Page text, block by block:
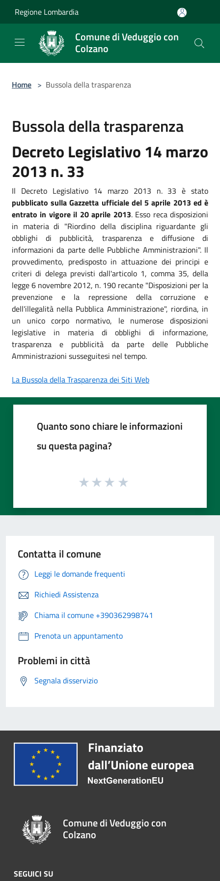
Regione Lombardia
Comune di Veduggio con
Colzano
Home > Bussola della trasparenza
Bussola della trasparenza
Decreto Legislativo 14 marzo
2013 n. 33
Il Decreto Legislativo 14 marzo 2013 n. 33 è stato
pubblicato sulla Gazzetta ufficiale del 5 aprile 2013 ed è
entrato in vigore il 20 aprile 2013. Esso reca disposizioni
in materia di "Riordino della disciplina riguardante gli
obblighi di pubblicità, trasparenza e diffusione di
informazioni da parte delle Pubbliche Amministrazioni". Il
provvedimento, predisposto in attuazione dei principi e
criteri di delega previsti dall'articolo 1, comma 35, della
legge 6 novembre 2012, n. 190 recante "Disposizioni per la
prevenzione e la repressione della corruzione e
dell'illegalità nella Pubblica Amministrazione", riordina, in
un unico corpo normativo, le numerose disposizioni
legislative in materia di obblighi di informazione,
trasparenza e pubblicità da parte delle Pubbliche
Amministrazioni susseguitesi nel tempo.
La Bussola della Trasparenza dei Siti Web
Quanto sono chiare le informazioni
su questa pagina?
Contatta il comune
Leggi le domande frequenti
Richiedi Assistenza
Chiama il comune +390362998741
Prenota un appuntamento
Problemi in città
Segnala disservizio
Comune di Veduggio con
Colzano
SEGUICI SU